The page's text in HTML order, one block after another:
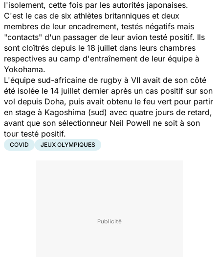
l'isolement, cette fois par les autorités japonaises.
C'est le cas de six athlètes britanniques et deux
membres de leur encadrement, testés négatifs mais
"contacts" d'un passager de leur avion testé positif. Ils
sont cloîtrés depuis le 18 juillet dans leurs chambres
respectives au camp d'entraînement de leur équipe à
Yokohama.
L'équipe sud-africaine de rugby à VII avait de son côté
été isolée le 14 juillet dernier après un cas positif sur son
vol depuis Doha, puis avait obtenu le feu vert pour partir
en stage à Kagoshima (sud) avec quatre jours de retard,
avant que son sélectionneur Neil Powell ne soit à son
tour testé positif.
COVID JEUX OLYMPIQUES